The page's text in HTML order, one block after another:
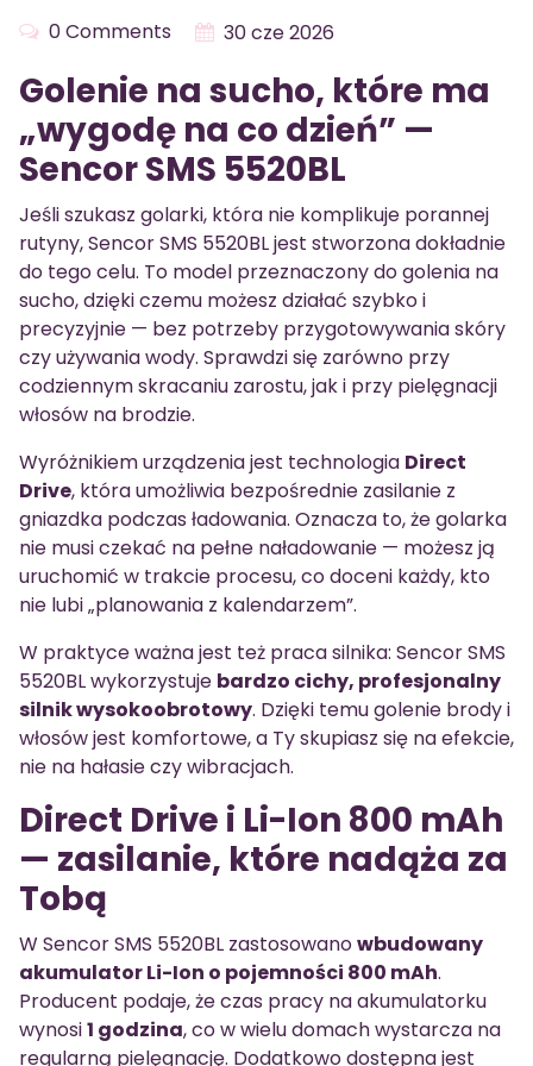
0 Comments 30 cze 2026
Golenie na sucho, które ma
„wygodę na co dzień” —
Sencor SMS 5520BL
Jeśli szukasz golarki, która nie komplikuje porannej
rutyny, Sencor SMS 5520BL jest stworzona dokładnie
do tego celu. To model przeznaczony do golenia na
sucho, dzięki czemu możesz działać szybko i
precyzyjnie — bez potrzeby przygotowywania skóry
czy używania wody. Sprawdzi się zarówno przy
codziennym skracaniu zarostu, jak i przy pielęgnacji
włosów na brodzie.
Wyróżnikiem urządzenia jest technologia Direct
Drive, która umożliwia bezpośrednie zasilanie z
gniazdka podczas ładowania. Oznacza to, że golarka
nie musi czekać na pełne naładowanie — możesz ją
uruchomić w trakcie procesu, co doceni każdy, kto
nie lubi „planowania z kalendarzem”.
W praktyce ważna jest też praca silnika: Sencor SMS
5520BL wykorzystuje bardzo cichy, profesjonalny
silnik wysokoobrotowy. Dzięki temu golenie brody i
włosów jest komfortowe, a Ty skupiasz się na efekcie,
nie na hałasie czy wibracjach.
Direct Drive i Li-Ion 800 mAh
— zasilanie, które nadąża za
Tobą
W Sencor SMS 5520BL zastosowanowbudowany
akumulator Li-Ion o pojemności 800 mAh.
Producent podaje, że czas pracy na akumulatorku
wynosi1 godzina, co w wielu domach wystarcza na
regularną pielęgnację. Dodatkowo dostępna jest